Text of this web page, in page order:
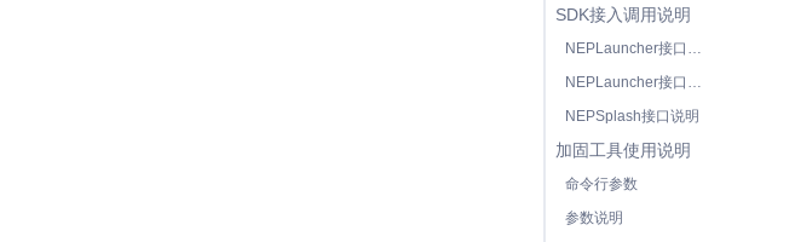
SDK接入调用说明
NEPLauncher接口说明（C++）
NEPLauncher接口说明（C#）
NEPSplash接口说明
加固工具使用说明
命令行参数
参数说明